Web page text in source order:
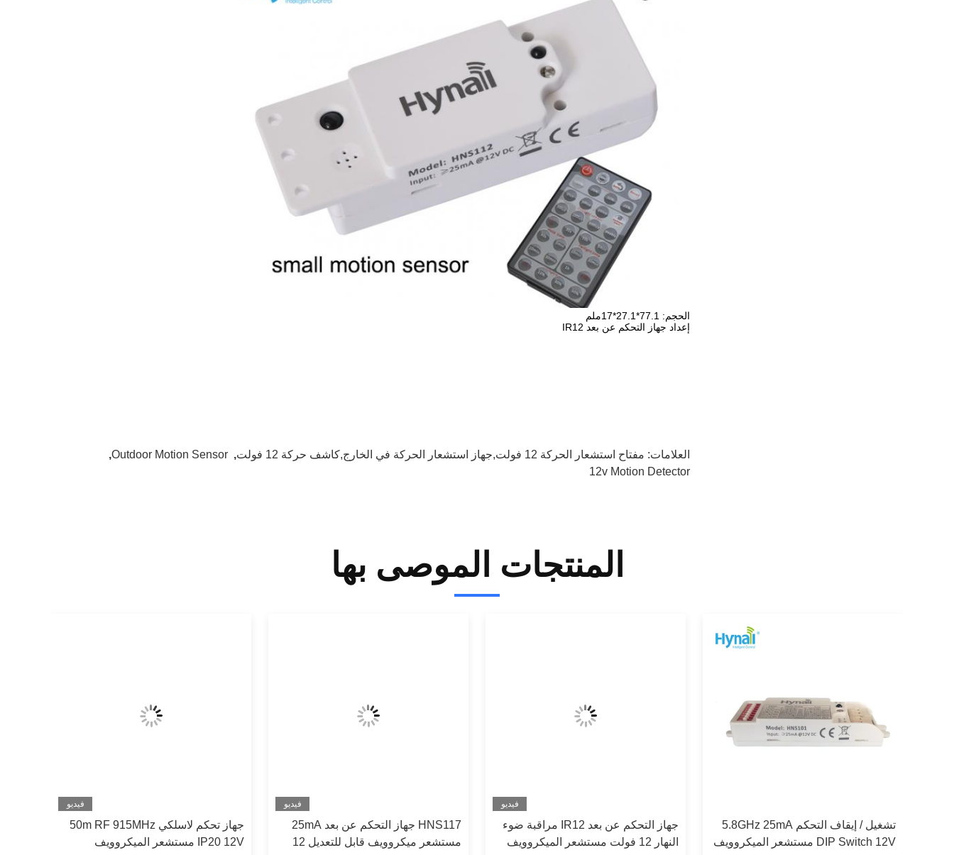
الحجم: 77.1*27.1*17ملم
إعداد جهاز التحكم عن بعد IR12
العلامات: مفتاح استشعار الحركة 12 فولت,جهاز استشعار الحركة في الخارج,كاشف حركة 12 فولت ,
Outdoor Motion Sensor
,
12v Motion Detector
المنتجات الموصى بها
تشغيل / إيقاف التحكم 5.8GHz 25mA
DIP Switch 12V مستشعر الميكروويف
فيديو
جهاز التحكم عن بعد IR12 مراقبة ضوء
النهار 12 فولت مستشعر الميكروويف
فيديو
HNS117 جهاز التحكم عن بعد 25mA
مستشعر ميكروويف قابل للتعديل 12
فيديو
جهاز تحكم لاسلكي 50m RF 915MHz
IP20 12V مستشعر الميكروويف